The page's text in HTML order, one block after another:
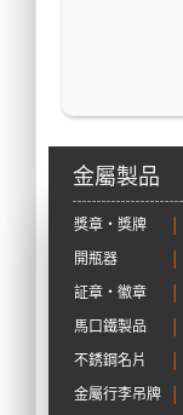
金屬製品
獎章‧獎牌
開瓶器
証章‧徽章
馬口鐵製品
不銹鋼名片
金屬行李吊牌